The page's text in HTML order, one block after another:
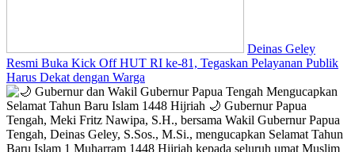
Deinas Geley
Resmi Buka Kick Off HUT RI ke-81, Tegaskan Pelayanan Publik
Harus Dekat dengan Warga